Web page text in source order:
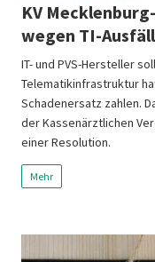
KV
wegen TI-
IT- und PVS-Hersteller
Telematikinfrastruktur
Schadenersatz zahlen.
der Kassenärztlichen
einer Resolution.
Mehr